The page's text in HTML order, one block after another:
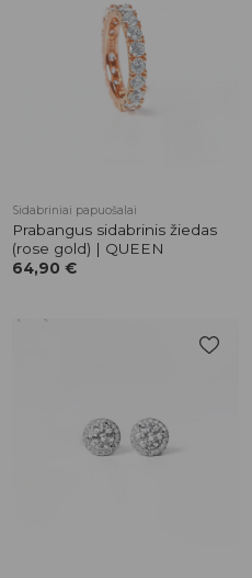
Sidabriniai papuošalai
Prabangus sidabrinis žiedas
(rose gold) | QUEEN
64,90 €